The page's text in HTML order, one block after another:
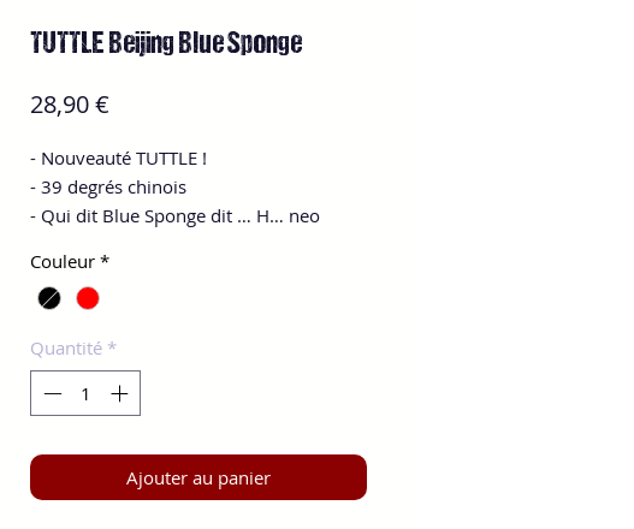
TUTTLE Beijing Blue Sponge
28,90 €
- Nouveauté TUTTLE !
- 39 degrés chinois
- Qui dit Blue Sponge dit … H… neo
Couleur *
Quantité *
Ajouter au panier